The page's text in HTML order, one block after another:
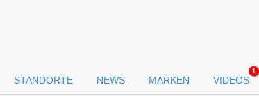
STANDORTE NEWS MARKEN VIDEOS
1